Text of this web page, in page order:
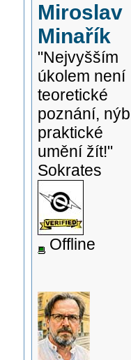
Miroslav
Minařík
"Nejvyšším
úkolem není
teoretické
poznání,
praktické
umění žít!"
Sokrates
Offline